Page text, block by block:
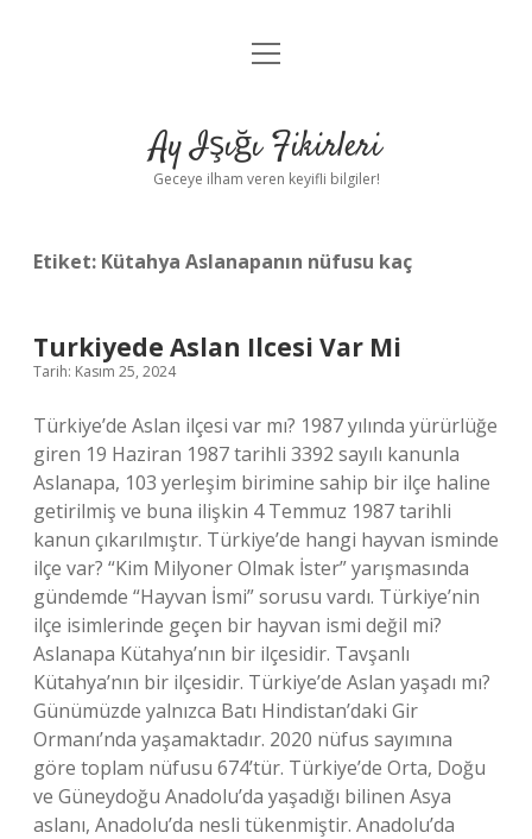
Anasayfa
Yasal Uyarı
menüyü
Ay Işığı Fikirleri
Geceye ilham veren keyifli bilgiler!
Etiket: Kütahya Aslanapanın nüfusu kaç
Turkiyede Aslan Ilcesi Var Mi
Tarih: Kasım 25, 2024
Türkiye’de Aslan ilçesi var mı? 1987 yılında yürürlüğe
giren 19 Haziran 1987 tarihli 3392 sayılı kanunla
Aslanapa, 103 yerleşim birimine sahip bir ilçe haline
getirilmiş ve buna ilişkin 4 Temmuz 1987 tarihli
kanun çıkarılmıştır. Türkiye’de hangi hayvan isminde
ilçe var? “Kim Milyoner Olmak İster” yarışmasında
gündemde “Hayvan İsmi” sorusu vardı. Türkiye’nin
ilçe isimlerinde geçen bir hayvan ismi değil mi?
Aslanapa Kütahya’nın bir ilçesidir. Tavşanlı
Kütahya’nın bir ilçesidir. Türkiye’de Aslan yaşadı mı?
Günümüzde yalnızca Batı Hindistan’daki Gir
Ormanı’nda yaşamaktadır. 2020 nüfus sayımına
göre toplam nüfusu 674’tür. Türkiye’de Orta, Doğu
ve Güneydoğu Anadolu’da yaşadığı bilinen Asya
aslanı, Anadolu’da nesli tükenmiştir. Anadolu’da